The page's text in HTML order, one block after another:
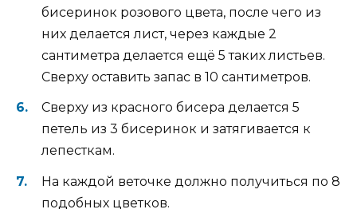
бисеринок розового цвета, после чего из
них делается лист, через каждые 2
сантиметра делается ещё 5 таких листьев.
Сверху оставить запас в 10 сантиметров.
Сверху из красного бисера делается 5
петель из 3 бисеринок и затягивается к
лепесткам.
На каждой веточке должно получиться по 8
подобных цветков.